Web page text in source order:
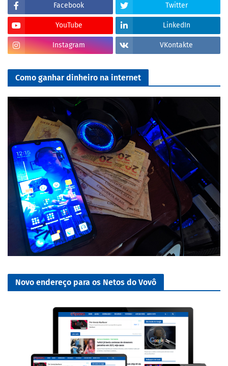
Facebook Twitter
YouTube LinkedIn
Instagram VKontakte
Como ganhar dinheiro na internet
Novo endereço para os Netos do Vovô